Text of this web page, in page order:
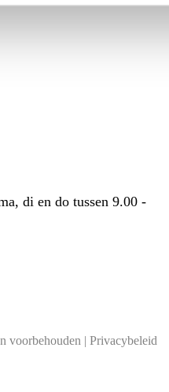
di en do tussen 9.00 -
voorbehouden | Privacybeleid